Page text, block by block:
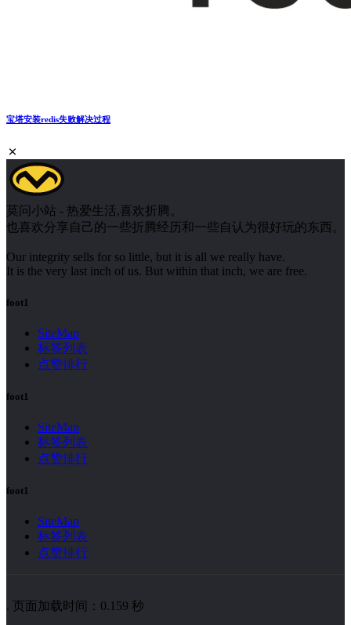
宝塔安装redis失败解决过程
莫问小站 - 热爱生活,喜欢折腾。
也喜欢分享自己的一些折腾经历和一些自认为很好玩的东西。
Our integrity sells for so little, but it is all we really have.
It is the very last inch of us. But within that inch, we are free.
foot1
SiteMap
标签列表
点赞排行
foot1
SiteMap
标签列表
点赞排行
foot1
SiteMap
标签列表
点赞排行
. 页面加载时间：0.159 秒